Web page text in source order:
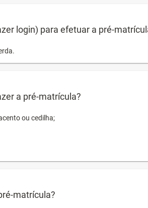
login) para efetuar a pré-
a pré-matrícula?
ou cedilha;
matrícula?